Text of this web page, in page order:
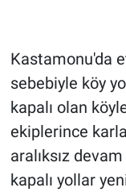
Kastamonu'da
sebebiyle köy
kapalı olan
ekiplerince
aralıksız
kapalı yollar